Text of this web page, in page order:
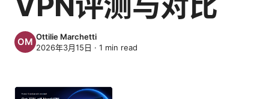
Ottilie Marchetti
2026年3月15日 · 1 min read